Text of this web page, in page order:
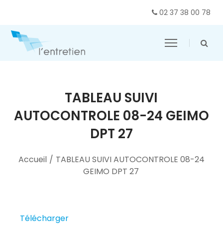
02 37 38 00 78
TABLEAU SUIVI
AUTOCONTROLE 08-24 GEIMO
DPT 27
Accueil / TABLEAU SUIVI AUTOCONTROLE 08-24
GEIMO DPT 27
Télécharger